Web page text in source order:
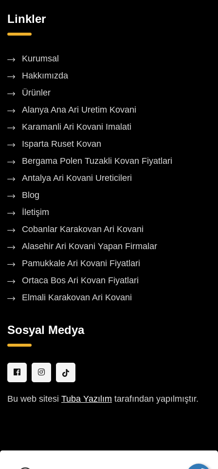
Linkler
Kurumsal
Hakkımızda
Ürünler
Alanya Ana Ari Uretim Kovani
Karamanli Ari Kovani Imalati
Isparta Ruset Kovan
Bergama Polen Tuzakli Kovan Fiyatlari
Antalya Ari Kovani Ureticileri
Blog
İletişim
Cobanlar Karakovan Ari Kovani
Alasehir Ari Kovani Yapan Firmalar
Pamukkale Ari Kovani Fiyatlari
Ortaca Bos Ari Kovan Fiyatlari
Elmali Karakovan Ari Kovani
Sosyal Medya
Bu web sitesi Tuba Yazılım tarafından yapılmıştır.